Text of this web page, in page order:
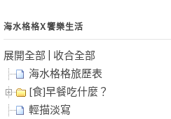
海水格格X饗樂生活
展開全部
收合全部
海水格格旅歷表
[食]早餐吃什麼？
輕描淡寫